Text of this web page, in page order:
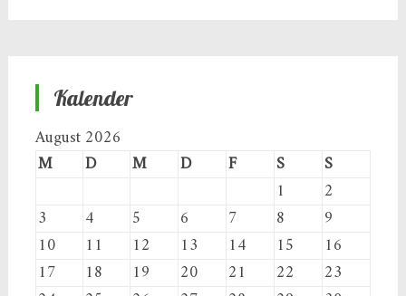
Kalender
August 2026
M
D M D F S
S
1
2
3
4 5 6 7 8
9
10
11 12 13 14 15
16
17
18 19 20 21 22
23